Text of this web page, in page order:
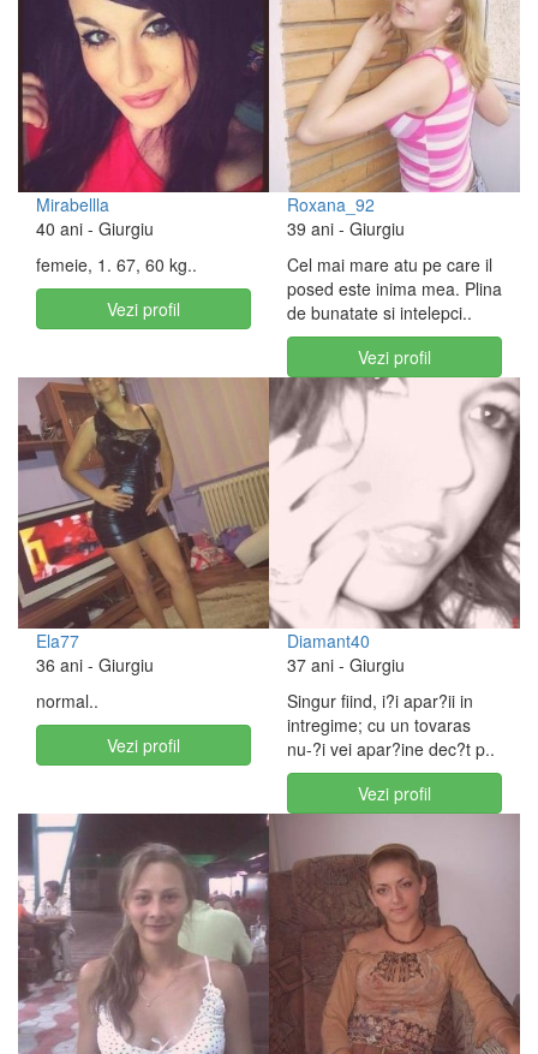
Mirabellla
40 ani - Giurgiu
femeie, 1. 67, 60 kg..
Vezi profil
Roxana_92
39 ani - Giurgiu
Cel mai mare atu pe care il
posed este inima mea. Plina
de bunatate si intelepci..
Vezi profil
Ela77
36 ani - Giurgiu
normal..
Vezi profil
Diamant40
37 ani - Giurgiu
Singur fiind, i?i apar?ii in
intregime; cu un tovaras
nu-?i vei apar?ine dec?t p..
Vezi profil